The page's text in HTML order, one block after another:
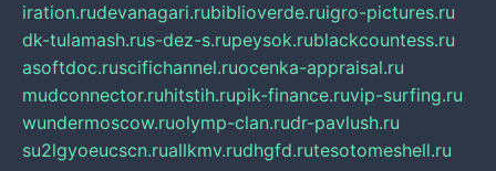
iration.rudevanagari.rubiblioverde.ruigro-pictures.ru
dk-tulamash.rus-dez-s.rupeysok.rublackcountess.ru
asoftdoc.ruscifichannel.ruocenka-appraisal.ru
mudconnector.ruhitstih.rupik-finance.ruvip-surfing.ru
wundermoscow.ruolymp-clan.rudr-pavlush.ru
su2lgyoeucscn.ruallkmv.rudhgfd.rutesotomeshell.ru